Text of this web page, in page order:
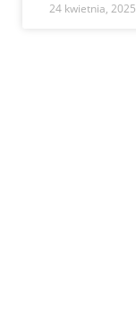
24 kwietnia, 2025